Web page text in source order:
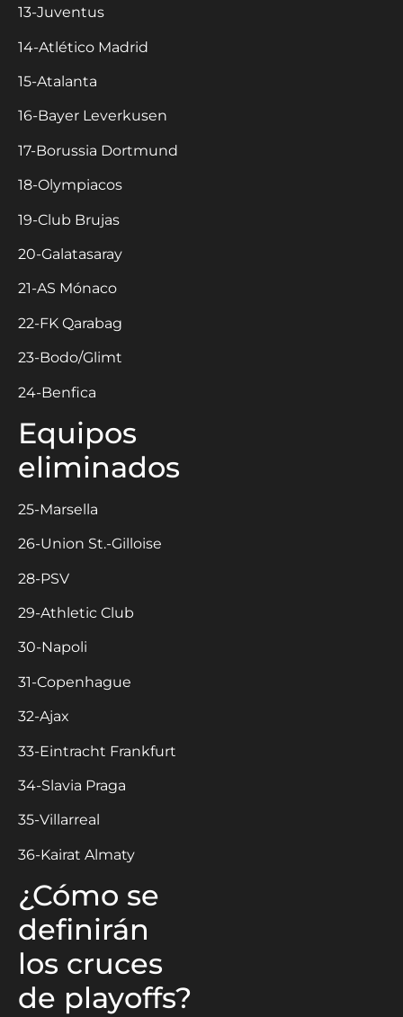
13-Juventus
14-Atlético Madrid
15-Atalanta
16-Bayer Leverkusen
17-Borussia Dortmund
18-Olympiacos
19-Club Brujas
20-Galatasaray
21-AS Mónaco
22-FK Qarabag
23-Bodo/Glimt
24-Benfica
Equipos
eliminados
25-Marsella
26-Union St.-Gilloise
28-PSV
29-Athletic Club
30-Napoli
31-Copenhague
32-Ajax
33-Eintracht Frankfurt
34-Slavia Praga
35-Villarreal
36-Kairat Almaty
¿Cómo se
definirán
los cruces
de playoffs?